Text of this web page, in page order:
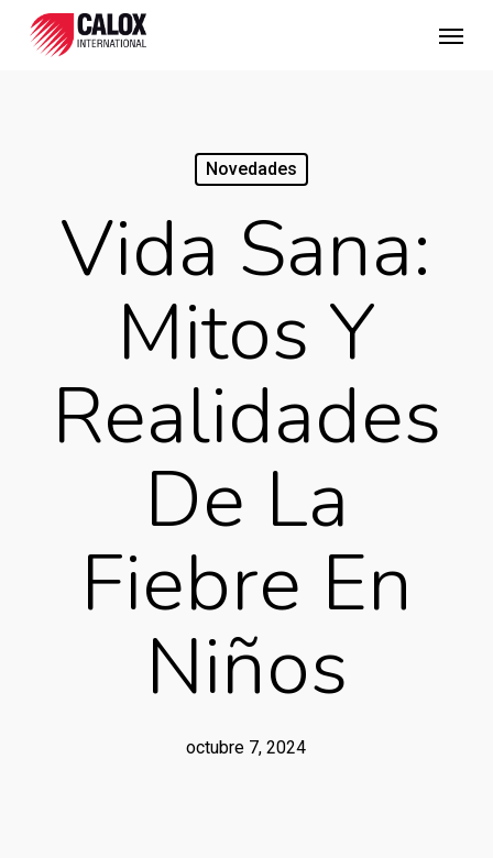
Novedades
Vida Sana:
Mitos Y
Realidades
De La
Fiebre En
Niños
octubre 7, 2024